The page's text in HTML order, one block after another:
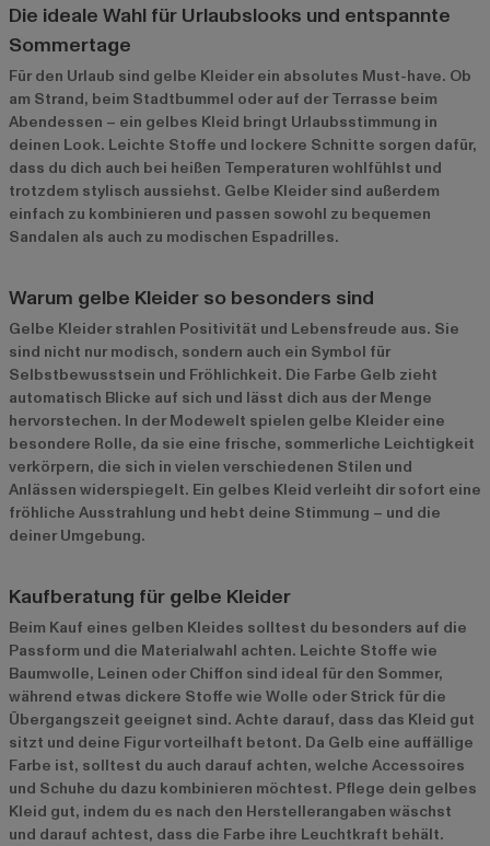
Die ideale Wahl für Urlaubslooks und entspannte
Sommertage
Für den Urlaub sind gelbe Kleider ein absolutes Must-have. Ob
am Strand, beim Stadtbummel oder auf der Terrasse beim
Abendessen – ein gelbes Kleid bringt Urlaubsstimmung in
deinen Look. Leichte Stoffe und lockere Schnitte sorgen dafür,
dass du dich auch bei heißen Temperaturen wohlfühlst und
trotzdem stylisch aussiehst. Gelbe Kleider sind außerdem
einfach zu kombinieren und passen sowohl zu bequemen
Sandalen als auch zu modischen Espadrilles.
Warum gelbe Kleider so besonders sind
Gelbe Kleider strahlen Positivität und Lebensfreude aus. Sie
sind nicht nur modisch, sondern auch ein Symbol für
Selbstbewusstsein und Fröhlichkeit. Die Farbe Gelb zieht
automatisch Blicke auf sich und lässt dich aus der Menge
hervorstechen. In der Modewelt spielen gelbe Kleider eine
besondere Rolle, da sie eine frische, sommerliche Leichtigkeit
verkörpern, die sich in vielen verschiedenen Stilen und
Anlässen widerspiegelt. Ein gelbes Kleid verleiht dir sofort eine
fröhliche Ausstrahlung und hebt deine Stimmung – und die
deiner Umgebung.
Kaufberatung für gelbe Kleider
Beim Kauf eines gelben Kleides solltest du besonders auf die
Passform und die Materialwahl achten. Leichte Stoffe wie
Baumwolle, Leinen oder Chiffon sind ideal für den Sommer,
während etwas dickere Stoffe wie Wolle oder Strick für die
Übergangszeit geeignet sind. Achte darauf, dass das Kleid gut
sitzt und deine Figur vorteilhaft betont. Da Gelb eine auffällige
Farbe ist, solltest du auch darauf achten, welche Accessoires
und Schuhe du dazu kombinieren möchtest. Pflege dein gelbes
Kleid gut, indem du es nach den Herstellerangaben wäschst
und darauf achtest, dass die Farbe ihre Leuchtkraft behält.